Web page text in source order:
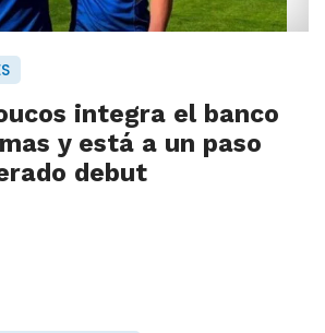
integra el banco
y está a un paso
debut